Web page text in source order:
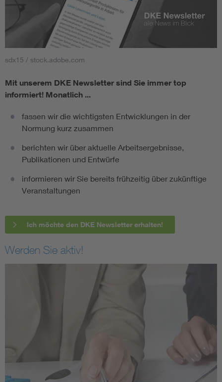
sdx15 / stock.adobe.com
Mit unserem DKE Newsletter sind Sie immer top
informiert! Monatlich ...
fassen wir die wichtigsten Entwicklungen in der
Normung kurz zusammen
berichten wir über aktuelle Arbeitsergebnisse,
Publikationen und Entwürfe
informieren wir Sie bereits frühzeitig über zukünftige
Veranstaltungen
Ich möchte den DKE Newsletter erhalten!
Werden Sie aktiv!